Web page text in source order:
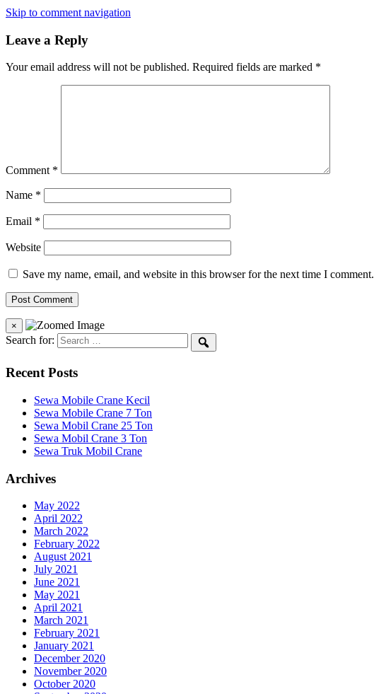
Skip to comment navigation
Leave a Reply
Your email address will not be published. Required fields are marked *
Comment *
Name *
Email *
Website
Save my name, email, and website in this browser for the next time I comment.
×
Search for:
Recent Posts
Sewa Mobile Crane Kecil
Sewa Mobile Crane 7 Ton
Sewa Mobil Crane 25 Ton
Sewa Mobil Crane 3 Ton
Sewa Truk Mobil Crane
Archives
May 2022
April 2022
March 2022
February 2022
August 2021
July 2021
June 2021
May 2021
April 2021
March 2021
February 2021
January 2021
December 2020
November 2020
October 2020